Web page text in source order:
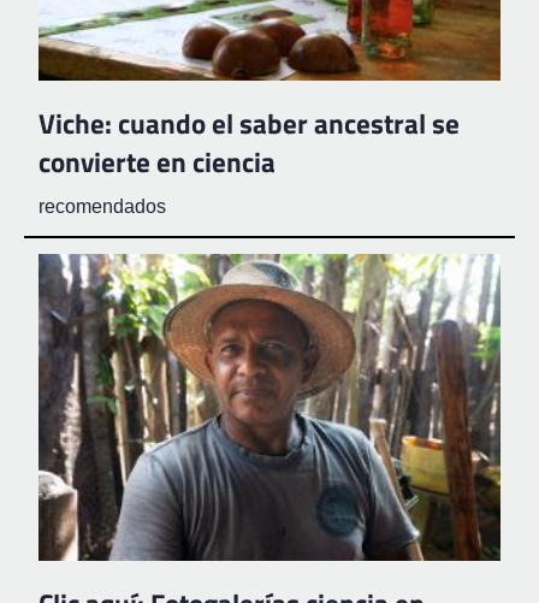
Viche: cuando el saber ancestral se
convierte en ciencia
recomendados